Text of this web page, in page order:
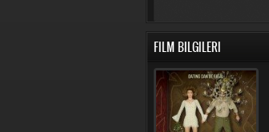
FILM BILGILERI